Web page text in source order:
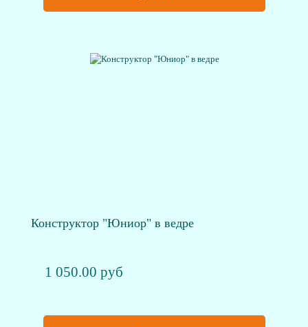
Конструктор "Юниор" в ведре
1 050.00 руб